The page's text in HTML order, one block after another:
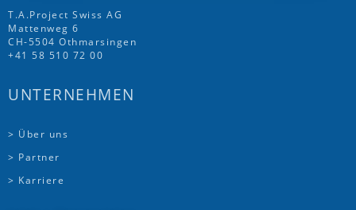
T.A.Project Swiss AG
Mattenweg 6
CH-5504 Othmarsingen
+41 58 510 72 00
UNTERNEHMEN
> Über uns
> Partner
> Karriere